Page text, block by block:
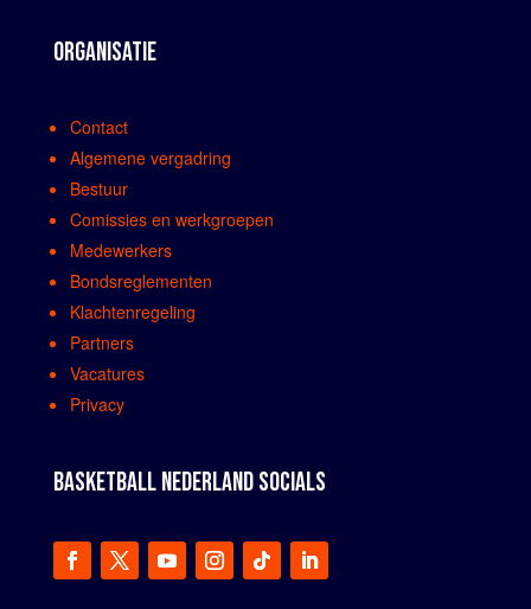
ORGANISATIE
Contact
Algemene vergadring
Bestuur
Comissies en werkgroepen
Medewerkers
Bondsreglementen
Klachtenregeling
Partners
Vacatures
Privacy
BASKETBALL NEDERLAND SOCIALS